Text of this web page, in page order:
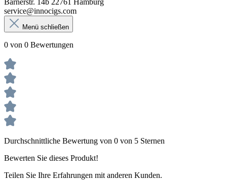
Barnerstr. 14b 22761 Hamburg
service@innocigs.com
Menü schließen
0 von 0 Bewertungen
Durchschnittliche Bewertung von 0 von 5 Sternen
Bewerten Sie dieses Produkt!
Teilen Sie Ihre Erfahrungen mit anderen Kunden.